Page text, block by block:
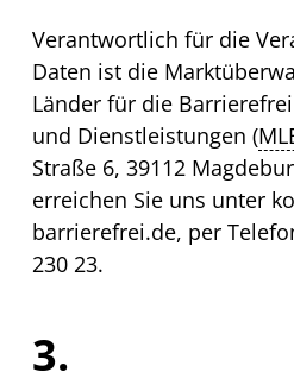
Verantwortlich für die
Daten ist die
Länder für die
und Dienstleistungen (
Straße 6, 39112
erreichen Sie uns unter
barrierefrei.de, per
230 23.
3.